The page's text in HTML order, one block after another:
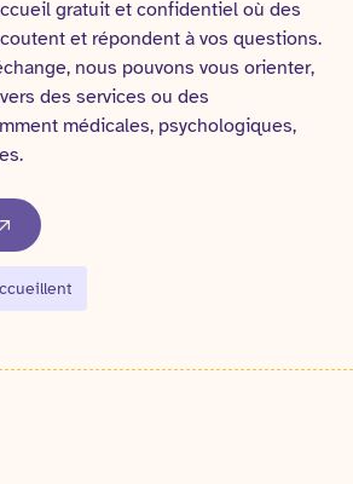
gratuit et confidentiel où des
et répondent à vos questions.
nous pouvons vous orienter,
des services ou des
médicales, psychologiques,